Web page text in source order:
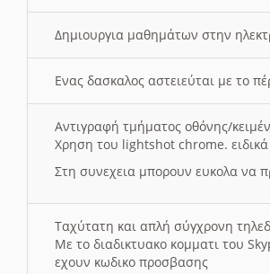
Δημιουργια μαθημάτων στην
Ενας δασκαλος αστειεύται με το
Αντιγραφή τμήματος οθόνης/
Χρηση του lightshot chrome.
Στη συνεχεια μπορουν ευκολα να
Ταχύτατη και απλή σύγχρονη
Με το διαδικτυακο κομματι του
εχουν κωδικο προσβασης